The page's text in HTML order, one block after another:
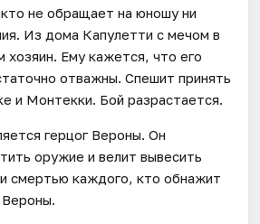
не обращает на юношу ни
Из дома Капулетти с мечом в
хозяин. Ему кажется, что его
отважны. Спешит принять
и Монтекки. Бой разрастается.
герцог Вероны. Он
оружие и велит вывесить
смертью каждого, кто обнажит